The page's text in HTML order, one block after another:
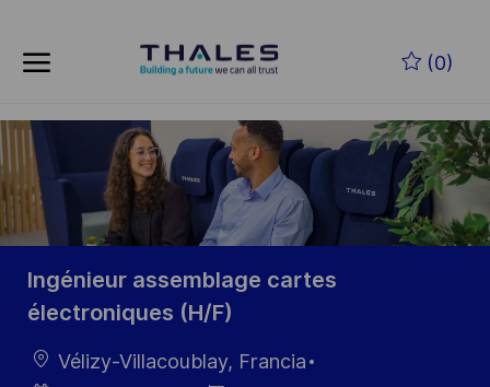
(0)
-
Ingénieur assemblage cartes
électroniques (H/F)
Ubicación
Vélizy-Villacoublay, Francia